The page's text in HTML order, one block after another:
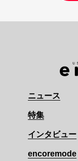
ニュース
特集
インタビュー
encoremode